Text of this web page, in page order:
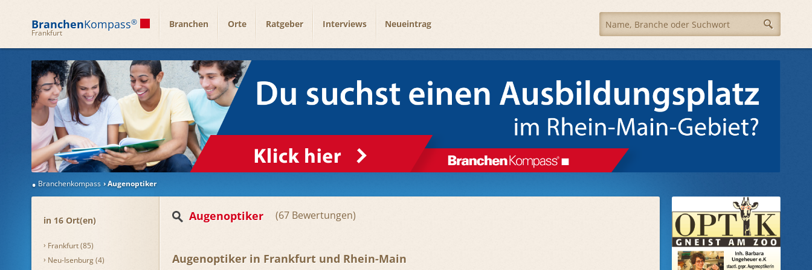
BranchenKompass®
Frankfurt
Branchen Orte Ratgeber Interviews Neueintrag
Branchenkompass Augenoptiker
in 16 Ort(en)
Frankfurt (85)
Neu-Isenburg (4)
Augenoptiker 67
Augenoptiker in Frankfurt und Rhein-Main